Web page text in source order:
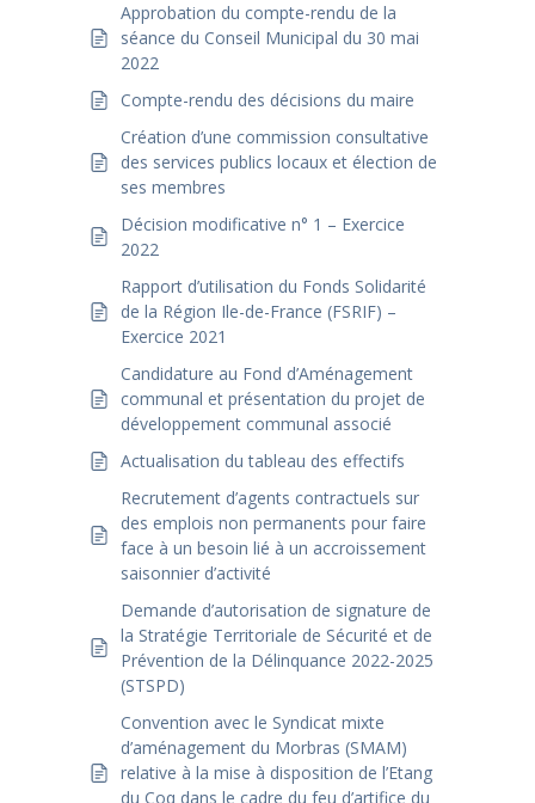
Approbation du compte-rendu de la
séance du Conseil Municipal du 30 mai
2022
Compte-rendu des décisions du maire
Création d’une commission consultative
des services publics locaux et élection de
ses membres
Décision modificative n° 1 – Exercice
2022
Rapport d’utilisation du Fonds Solidarité
de la Région Ile-de-France (FSRIF) –
Exercice 2021
Candidature au Fond d’Aménagement
communal et présentation du projet de
développement communal associé
Actualisation du tableau des effectifs
Recrutement d’agents contractuels sur
des emplois non permanents pour faire
face à un besoin lié à un accroissement
saisonnier d’activité
Demande d’autorisation de signature de
la Stratégie Territoriale de Sécurité et de
Prévention de la Délinquance 2022-2025
(STSPD)
Convention avec le Syndicat mixte
d’aménagement du Morbras (SMAM)
relative à la mise à disposition de l’Etang
du Coq dans le cadre du feu d’artifice du